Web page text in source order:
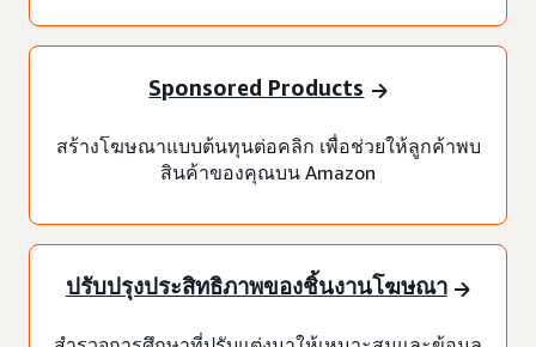
Sponsored Products
สร้างโฆษณาแบบต้นทุนต่อคลิก เพื่อช่วยให้ลูกค้าพบ
สินค้าของคุณบน Amazon
ปรับปรุงประสิทธิภาพของชิ้นงานโฆษณา